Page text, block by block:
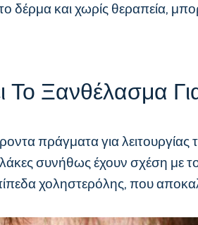
δέρμα και χωρίς θεραπεία,
Το Ξανθέλασμα
πράγματα για
συνήθως έχουν σχέση με
χοληστερόλης, που